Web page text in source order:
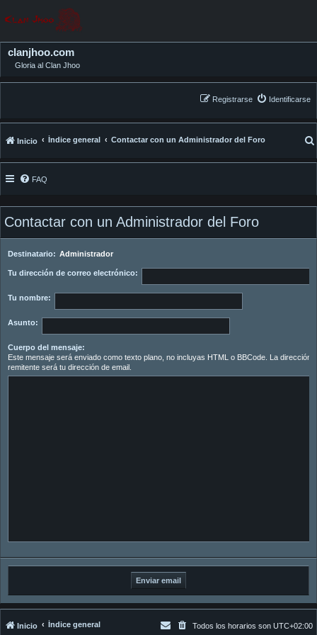
clanjhoo.com
Gloria al Clan Jhoo
Identificarse
Registrarse
Inicio Índice general Contactar con un Administrador del Foro
FAQ
Contactar con un Administrador del Foro
Destinatario: Administrador
Tu dirección de correo electrónico:
Tu nombre:
Asunto:
Cuerpo del mensaje:
Este mensaje será enviado como texto plano, no incluyas HTML o BBCode. La dirección
remitente será tu dirección de email.
Inicio Índice general Todos los horarios son UTC+02:00